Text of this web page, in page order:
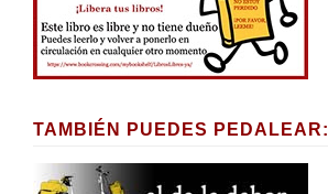
TAMBIÉN PUEDES PEDALEAR: